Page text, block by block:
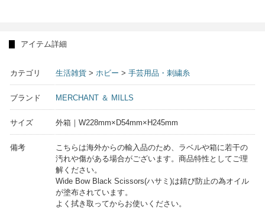
アイテム詳細
カテゴリ 生活雑貨 > ホビー > 手芸用品・刺繍糸
ブランド MERCHANT ＆ MILLS
サイズ 外箱｜W228mm×D54mm×H245mm
備考
こちらは海外からの輸入品のため、ラベルや箱に若干の
汚れや傷がある場合がございます。商品特性としてご理
解ください。
Wide Bow Black Scissors(ハサミ)は錆び防止の為オイル
が塗布されています。
よく拭き取ってからお使いください。